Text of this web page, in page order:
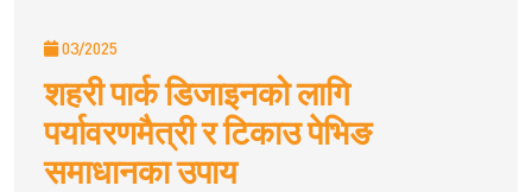
03/2025
शहरी पार्क डिजाइनको लागि
पर्यावरणमैत्री र टिकाउ पेभिङ
समाधानका उपाय